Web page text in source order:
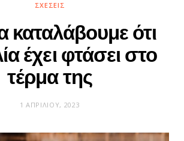
ΣΧΈΣΕΙΣ
καταλάβουμε ότι
έχει φτάσει στο
τέρμα της
1 ΑΠΡΙΛΊΟΥ, 2023